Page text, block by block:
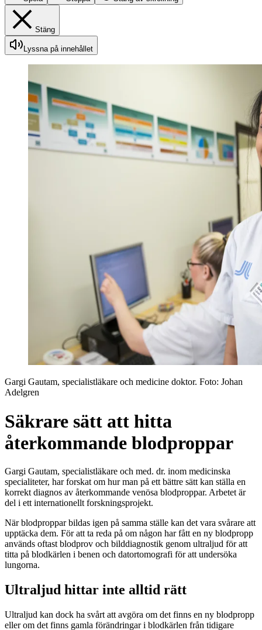
Stäng
Lyssna på innehållet
Gargi Gautam, specialistläkare och medicine doktor. Foto: Johan
Adelgren
Säkrare sätt att hitta
återkommande blodproppar
Gargi Gautam, specialistläkare och med. dr. inom medicinska
specialiteter, har forskat om hur man på ett bättre sätt kan ställa en
korrekt diagnos av återkommande venösa blodproppar. Arbetet är
del i ett internationellt forskningsprojekt.
När blodproppar bildas igen på samma ställe kan det vara svårare att
upptäcka dem. För att ta reda på om någon har fått en ny blodpropp
används oftast blodprov och bilddiagnostik genom ultraljud för att
titta på blodkärlen i benen och datortomografi för att undersöka
lungorna.
Ultraljud hittar inte alltid rätt
Ultraljud kan dock ha svårt att avgöra om det finns en ny blodpropp
eller om det finns gamla förändringar i blodkärlen från tidigare